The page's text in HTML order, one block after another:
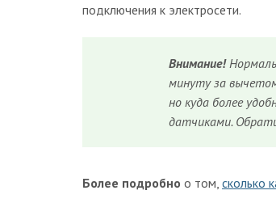
подключения к электросети.
Внимание!
минуту за
но куда более
датчиками.
Более подробно о том, сколько